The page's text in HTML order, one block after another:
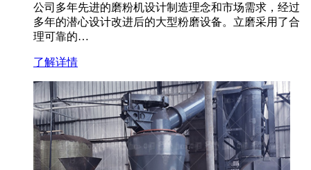
公司多年先进的磨粉机设计制造理念和市场需求，经过
多年的潜心设计改进后的大型粉磨设备。立磨采用了合
理可靠的…
了解详情